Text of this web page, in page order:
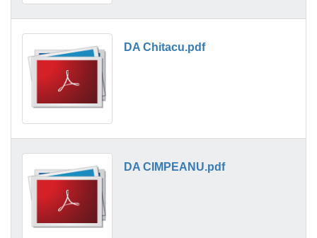
DA Chitacu.pdf
DA CIMPEANU.pdf